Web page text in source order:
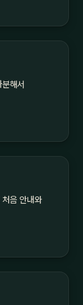
해서
음 안내와